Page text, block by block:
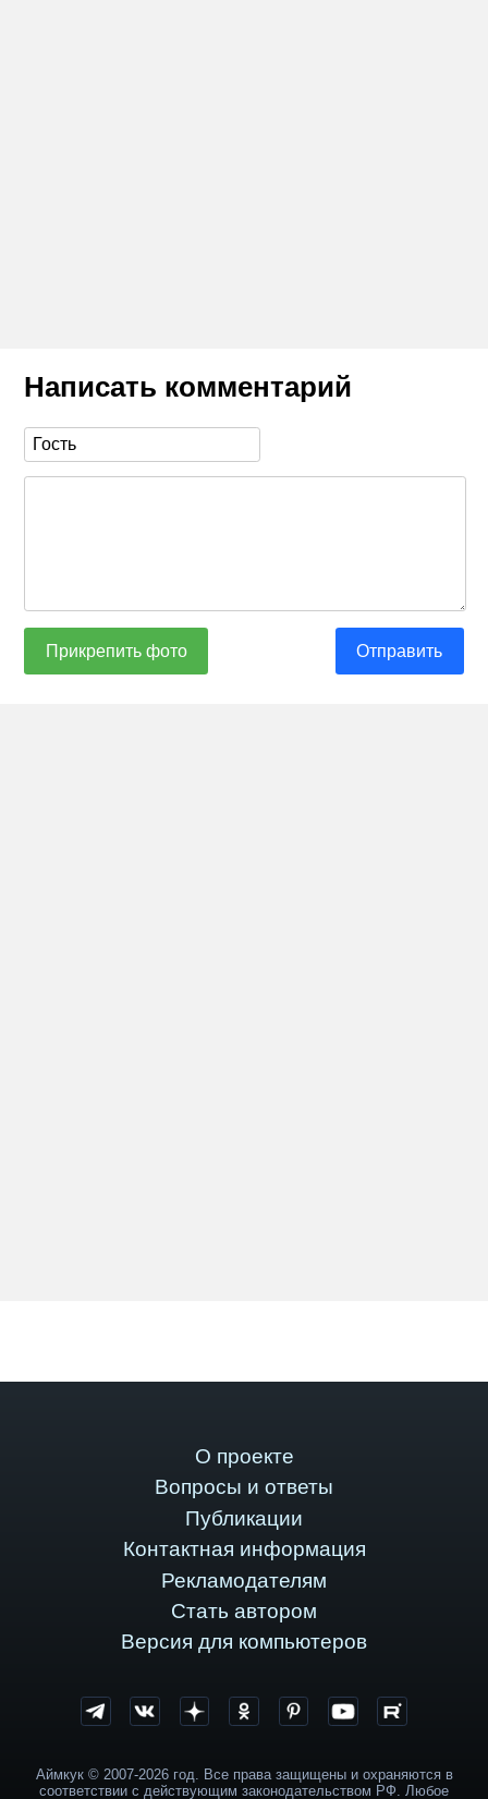
Написать комментарий
Прикрепить фото Отправить
О проекте
Вопросы и ответы
Публикации
Контактная информация
Рекламодателям
Стать автором
Версия для компьютеров
Аймкук © 2007-2026 год. Все права защищены и охраняются в
соответствии с действующим законодательством РФ. Любое